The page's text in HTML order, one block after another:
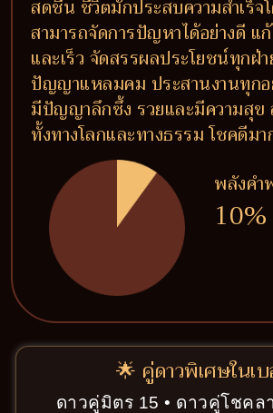
สดชื่น ชีวิตมักประสบความสำเร็จ
สามารถจัดการปัญหาได้อย่างดี แ
และเร็ว จัดสรรผลประโยชน์ทุกฝ่
ปัญญาแหลมคม ประสานงานทุกอ
มีปัญญาลึกซึ้ง รวยและมีความสุข
ทั้งทางโลกและทางธรรม โชคดีมา
พลังค
10%
🌟 คู่ดาวพิเศษในเ
ดาวคู่มิตร 15 • ดาวคู่โชคล